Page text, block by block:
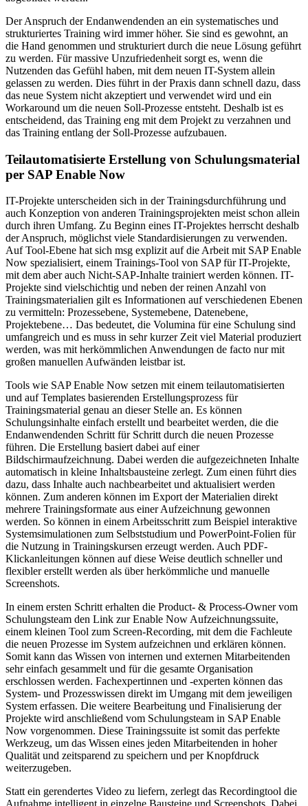
Der Anspruch der Endanwendenden an ein systematisches und
strukturiertes Training wird immer höher. Sie sind es gewohnt, an
die Hand genommen und strukturiert durch die neue Lösung geführt
zu werden. Für massive Unzufriedenheit sorgt es, wenn die
Nutzenden das Gefühl haben, mit dem neuen IT-System allein
gelassen zu werden. Dies führt in der Praxis dann schnell dazu, dass
das neue System nicht akzeptiert und verwendet wird und ein
Workaround um die neuen Soll-Prozesse entsteht. Deshalb ist es
entscheidend, das Training eng mit dem Projekt zu verzahnen und
das Training entlang der Soll-Prozesse aufzubauen.
Teilautomatisierte Erstellung von Schulungsmaterial
per SAP Enable Now
IT-Projekte unterscheiden sich in der Trainingsdurchführung und
auch Konzeption von anderen Trainingsprojekten meist schon allein
durch ihren Umfang. Zu Beginn eines IT-Projektes herrscht deshalb
der Anspruch, möglichst viele Standardisierungen zu verwenden.
Auf Tool-Ebene hat sich msg explizit auf die Arbeit mit SAP Enable
Now spezialisiert, einem Trainings-Tool von SAP für IT-Projekte,
mit dem aber auch Nicht-SAP-Inhalte trainiert werden können. IT-
Projekte sind vielschichtig und neben der reinen Anzahl von
Trainingsmaterialien gilt es Informationen auf verschiedenen Ebenen
zu vermitteln: Prozessebene, Systemebene, Datenebene,
Projektebene… Das bedeutet, die Volumina für eine Schulung sind
umfangreich und es muss in sehr kurzer Zeit viel Material produziert
werden, was mit herkömmlichen Anwendungen de facto nur mit
großen manuellen Aufwänden leistbar ist.
Tools wie SAP Enable Now setzen mit einem teilautomatisierten
und auf Templates basierenden Erstellungsprozess für
Trainingsmaterial genau an dieser Stelle an. Es können
Schulungsinhalte einfach erstellt und bearbeitet werden, die die
Endanwendenden Schritt für Schritt durch die neuen Prozesse
führen. Die Erstellung basiert dabei auf einer
Bildschirmaufzeichnung. Dabei werden die aufgezeichneten Inhalte
automatisch in kleine Inhaltsbausteine zerlegt. Zum einen führt dies
dazu, dass Inhalte auch nachbearbeitet und aktualisiert werden
können. Zum anderen können im Export der Materialien direkt
mehrere Trainingsformate aus einer Aufzeichnung gewonnen
werden. So können in einem Arbeitsschritt zum Beispiel interaktive
Systemsimulationen zum Selbststudium und PowerPoint-Folien für
die Nutzung in Trainingskursen erzeugt werden. Auch PDF-
Klickanleitungen können auf diese Weise deutlich schneller und
flexibler erstellt werden als über herkömmliche und manuelle
Screenshots.
In einem ersten Schritt erhalten die Product- & Process-Owner vom
Schulungsteam den Link zur Enable Now Aufzeichnungssuite,
einem kleinen Tool zum Screen-Recording, mit dem die Fachleute
die neuen Prozesse im System aufzeichnen und erklären können.
Somit kann das Wissen von internen und externen Mitarbeitenden
sehr einfach gesammelt und für die gesamte Organisation
erschlossen werden. Fachexpertinnen und -experten können das
System- und Prozesswissen direkt im Umgang mit dem jeweiligen
System erfassen. Die weitere Bearbeitung und Finalisierung der
Projekte wird anschließend vom Schulungsteam in SAP Enable
Now vorgenommen. Diese Trainingssuite ist somit das perfekte
Werkzeug, um das Wissen eines jeden Mitarbeitenden in hoher
Qualität und zeitsparend zu speichern und per Knopfdruck
weiterzugeben.
Statt ein gerendertes Video zu liefern, zerlegt das Recordingtool die